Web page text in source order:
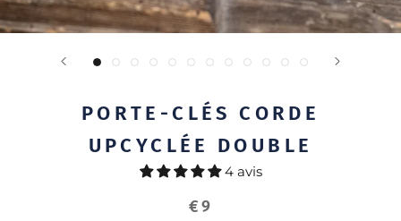
PORTE-CLÉS CORDE
UPCYCLÉE DOUBLE
4 avis
€9